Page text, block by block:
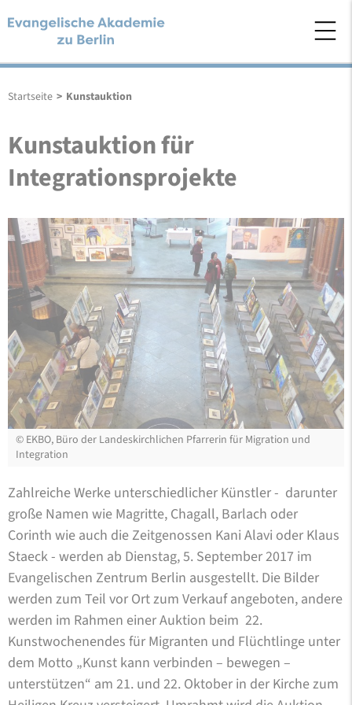
Startseite > Kunstauktion
Kunstauktion für
Integrationsprojekte
© EKBO, Büro der Landeskirchlichen Pfarrerin für Migration und
Integration
Zahlreiche Werke unterschiedlicher Künstler - darunter
große Namen wie Magritte, Chagall, Barlach oder
Corinth wie auch die Zeitgenossen Kani Alavi oder Klaus
Staeck - werden ab Dienstag, 5. September 2017 im
Evangelischen Zentrum Berlin ausgestellt. Die Bilder
werden zum Teil vor Ort zum Verkauf angeboten, andere
werden im Rahmen einer Auktion beim 22.
Kunstwochenendes für Migranten und Flüchtlinge unter
dem Motto „Kunst kann verbinden – bewegen –
unterstützen“ am 21. und 22. Oktober in der Kirche zum